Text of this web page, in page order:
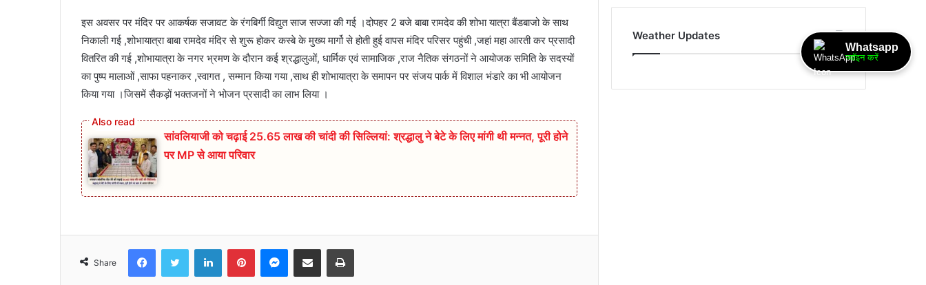
इस अवसर पर मंदिर पर आकर्षक सजावट के रंगबिर्गी विद्युत साज सज्जा की गई ।दोपहर 2 बजे बाबा रामदेव की शोभा यात्रा बैंडबाजो के साथ
निकाली गई ,शोभायात्रा बाबा रामदेव मंदिर से शुरू होकर कस्बे के मुख्य मार्गो से होती हुई वापस मंदिर परिसर पहुंची ,जहां महा आरती कर प्रसादी
वितरित की गई ,शोभायात्रा के नगर भ्रमण के दौरान कई श्रद्धालुओं, धार्मिक एवं सामाजिक ,राज नैतिक संगठनों ने आयोजक समिति के सदस्यों
का पुष्प मालाओं ,साफा पहनाकर ,स्वागत , सम्मान किया गया ,साथ ही शोभायात्रा के समापन पर संजय पार्क में विशाल भंडारे का भी आयोजन
किया गया ।जिसमें सैकड़ों भक्तजनों ने भोजन प्रसादी का लाभ लिया ।
सांवलियाजी को चढ़ाई 25.65 लाख की चांदी की सिल्लियां: श्रद्धालु ने बेटे के लिए मांगी थी मन्नत, पूरी होने
पर MP से आया परिवार
Share
FacebookTwitter LinkedInPinterestMessenger
Share via Email Print
Weather Updates
Whatsapp
ज्वॉइन करें